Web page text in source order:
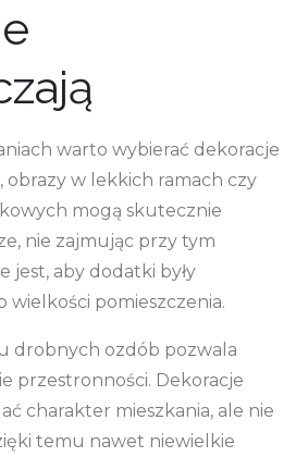
warto wybierać dekoracje
obrazy w lekkich ramach czy
mogą skutecznie
nie zajmując przy tym
jest, aby dodatki były
pomieszczenia.
drobnych ozdób pozwala
przestronności. Dekoracje
charakter mieszkania, ale nie
temu nawet niewielkie